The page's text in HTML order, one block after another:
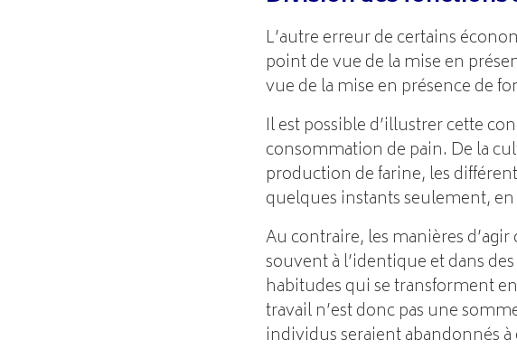
L’autre erreur de certains
point de vue de la mise en
vue de la mise en présence de
Il est possible d’illustrer cette
consommation de pain. De la
production de farine, les
quelques instants seulement,
Au contraire, les manières
souvent à l’identique et dans
habitudes qui se transforment
travail n’est donc pas une
individus seraient abandonnés